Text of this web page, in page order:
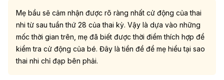
Mẹ bầu sẽ cảm nhận được rõ ràng nhất cử động của thai
nhi từ sautuần thứ 28 của thai kỳ. Vậy là dựa vào những
mốc thời gian trên, mẹ đã biết được thời điểm thích hợp để
kiểm tra cử động của bé. Đây là tiền đề để mẹ hiểu tại sao
thai nhi chỉ đạp bên phải.